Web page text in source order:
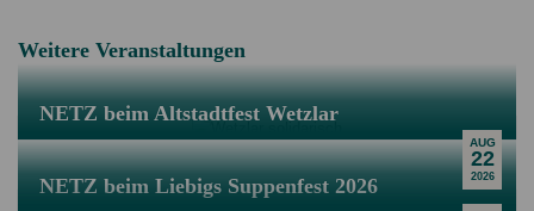
Weitere Veranstaltungen
AUG
22
2026
NETZ beim Altstadtfest Wetzlar
NETZ beim Liebigs Suppenfest 2026